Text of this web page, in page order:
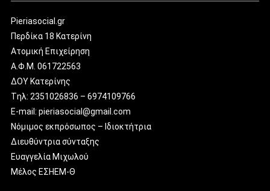
Pieriasocial.gr
Περδίκα 18 Κατερίνη
Ατομική Επιχείρηση
Α.Φ.Μ. 061722563
ΔΟΥ Κατερίνης
Tηλ: 2351026836 – 6974109766
E-mail: pieriasocial@gmail.com
Νόμιμος εκπρόσωπος – Ιδιοκτήτρια
Διευθύντρια σύνταξης
Ευαγγελία Μιχωλού
Μέλος ΕΣΗΕΜ-Θ